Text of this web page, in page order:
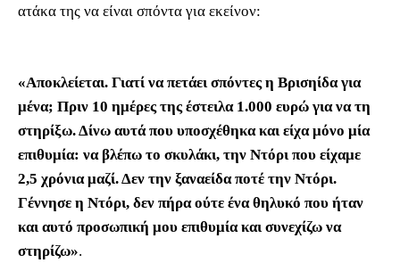
ατάκα της να είναι σπόντα για εκείνον:
«Αποκλείεται. Γιατί να πετάει σπόντες η Βρισηίδα για
μένα; Πριν 10 ημέρες της έστειλα 1.000 ευρώ για να τη
στηρίξω. Δίνω αυτά που υποσχέθηκα και είχα μόνο μία
επιθυμία: να βλέπω το σκυλάκι, την Ντόρι που είχαμε
2,5 χρόνια μαζί. Δεν την ξαναείδα ποτέ την Ντόρι.
Γέννησε η Ντόρι, δεν πήρα ούτε ένα θηλυκό που ήταν
και αυτό προσωπική μου επιθυμία και συνεχίζω να
στηρίζω».